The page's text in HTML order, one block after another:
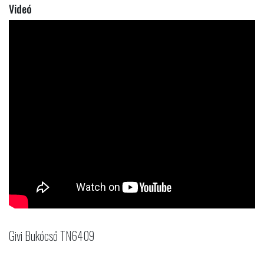
Videó
Givi Bukócső TN6409